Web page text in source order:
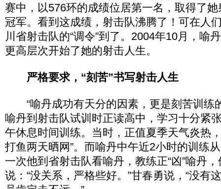
赛中，以576环的成绩位居第一名，取得了
冠军。看到这成绩，射击队沸腾了！可在人
川省射击队的“调令”到了。2004年10月，喻
更高层次开始了她的射击人生。
严格要求，“刻苦”书写射击人生
“喻丹成功有天分的因素，更是刻苦训练
喻丹到射击队试训时正读高中，学习十分紧
午休息时间训练。当时，正值夏季天气炎热
打鱼两天晒网”。而喻丹中午近2小时的训练
一次他到省射击队看喻丹，教练正“凶”喻丹
说：“没关系，严格些好。”甘春勇说，“没有